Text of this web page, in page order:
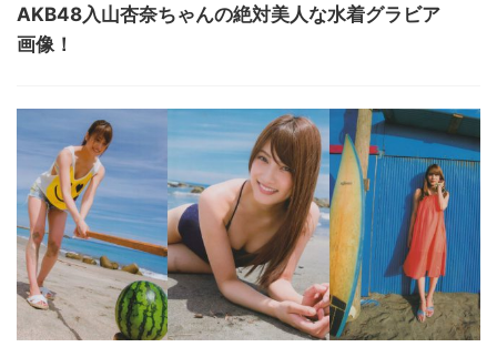
AKB48入山杏奈ちゃんの絶対美人な水着グラビア
画像！